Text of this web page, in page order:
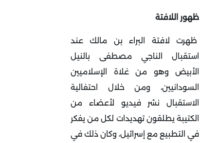
ظهور اللافتة
ظهرت لافتة البراء بن مالك عند
استقبال الناجي مصطفى بالنيل
الأبيض وهو من غلاة الإسلاميين
السودانيين، ومن خلال احتفالية
الاستقبال نشر فيديو لأعضاء من
الكتيبة يطلقون تهديدات لكل من يفكر
في التطبيع مع إسرائيل، وكان ذلك في